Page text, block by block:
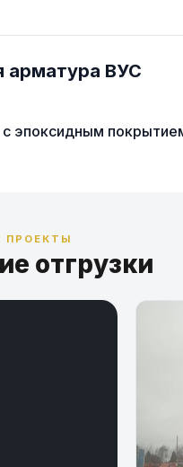
арматура ВУС
с эпоксидным
ПРОЕКТЫ
отгрузки